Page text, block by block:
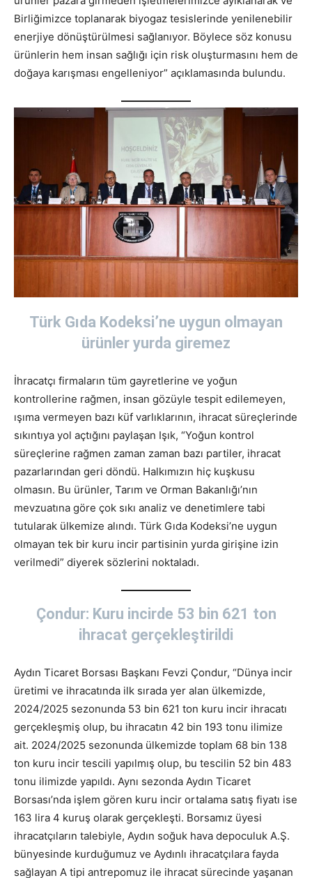
Birliğimizce toplanarak biyogaz tesislerinde yenilenebilir
enerjiye dönüştürülmesi sağlanıyor. Böylece söz konusu
ürünlerin hem insan sağlığı için risk oluşturmasını hem de
doğaya karışması engelleniyor” açıklamasında bulundu.
Türk Gıda Kodeksi’ne uygun olmayan
ürünler yurda giremez
İhracatçı firmaların tüm gayretlerine ve yoğun
kontrollerine rağmen, insan gözüyle tespit edilemeyen,
ışıma vermeyen bazı küf varlıklarının, ihracat süreçlerinde
sıkıntıya yol açtığını paylaşan Işık, “Yoğun kontrol
süreçlerine rağmen zaman zaman bazı partiler, ihracat
pazarlarından geri döndü. Halkımızın hiç kuşkusu
olmasın. Bu ürünler, Tarım ve Orman Bakanlığı’nın
mevzuatına göre çok sıkı analiz ve denetimlere tabi
tutularak ülkemize alındı. Türk Gıda Kodeksi’ne uygun
olmayan tek bir kuru incir partisinin yurda girişine izin
verilmedi” diyerek sözlerini noktaladı.
Çondur: Kuru incirde 53 bin 621 ton
ihracat gerçekleştirildi
Aydın Ticaret Borsası Başkanı Fevzi Çondur, “Dünya incir
üretimi ve ihracatında ilk sırada yer alan ülkemizde,
2024/2025 sezonunda 53 bin 621 ton kuru incir ihracatı
gerçekleşmiş olup, bu ihracatın 42 bin 193 tonu ilimize
ait. 2024/2025 sezonunda ülkemizde toplam 68 bin 138
ton kuru incir tescili yapılmış olup, bu tescilin 52 bin 483
tonu ilimizde yapıldı. Aynı sezonda Aydın Ticaret
Borsası’nda işlem gören kuru incir ortalama satış fiyatı ise
163 lira 4 kuruş olarak gerçekleşti. Borsamız üyesi
ihracatçıların talebiyle, Aydın soğuk hava depoculuk A.Ş.
bünyesinde kurduğumuz ve Aydınlı ihracatçılara fayda
sağlayan A tipi antrepomuz ile ihracat sürecinde yaşanan